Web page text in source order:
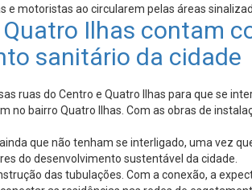
motoristas ao circularem pelas áreas
Ilhas contam
sanitário da cidade
ruas do Centro e Quatro Ilhas para que se
no bairro Quatro Ilhas. Com as obras de
que não tenham se interligado, uma vez
do desenvolvimento sustentável da cidade.
das tubulações. Com a conexão, a